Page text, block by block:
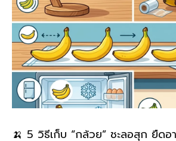
🍌 5 วิธีเก็บ “กล้วย” ชะลอสุก ยืดอ